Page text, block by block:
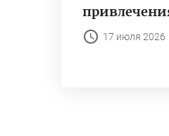
17 июля 2026